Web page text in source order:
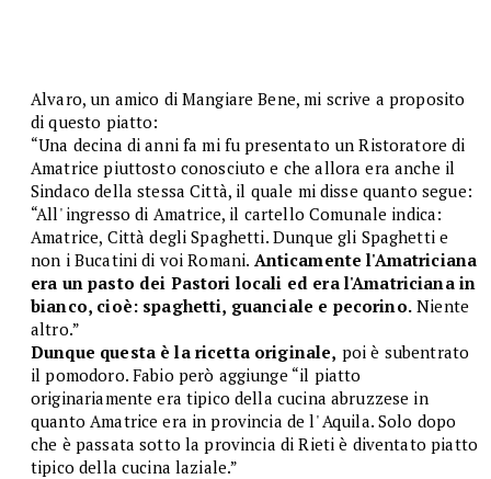
Alvaro, un amico di Mangiare Bene, mi scrive a proposito
di questo piatto:
“Una decina di anni fa mi fu presentato un Ristoratore di
Amatrice piuttosto conosciuto e che allora era anche il
Sindaco della stessa Città, il quale mi disse quanto segue:
“All' ingresso di Amatrice, il cartello Comunale indica:
Amatrice, Città degli Spaghetti. Dunque gli Spaghetti e
non i Bucatini di voi Romani. Anticamente l'Amatriciana
era un pasto dei Pastori locali ed era l'Amatriciana in
bianco, cioè: spaghetti, guanciale e pecorino.Niente
altro.”
Dunque questa è la ricetta originale, poi è subentrato
il pomodoro. Fabio però aggiunge “il piatto
originariamente era tipico della cucina abruzzese in
quanto Amatrice era in provincia de l' Aquila. Solo dopo
che è passata sotto la provincia di Rieti è diventato piatto
tipico della cucina laziale.”